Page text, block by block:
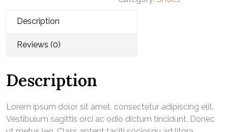
Description
Reviews (0)
Description
Lorem ipsum dolor sit amet, consectetur adipiscing elit.
Vestibulum sagittis orci ac odio dictum tincidunt. Donec